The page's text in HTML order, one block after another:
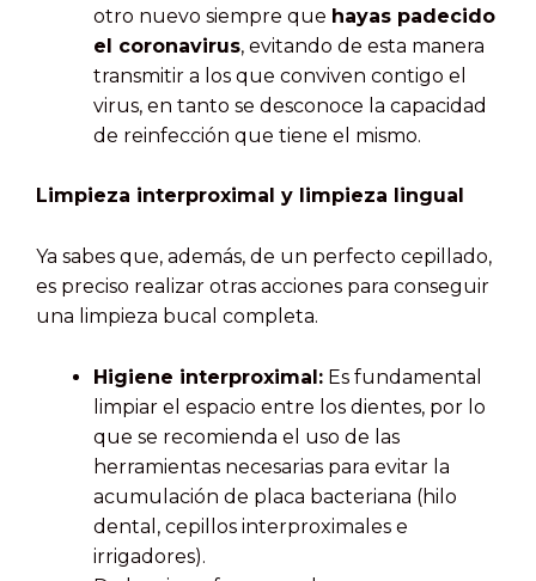
otro nuevo siempre que hayas padecido
el coronavirus, evitando de esta manera
transmitir a los que conviven contigo el
virus, en tanto se desconoce la capacidad
de reinfección que tiene el mismo.
Limpieza interproximal y limpieza lingual
Ya sabes que, además, de un perfecto cepillado,
es preciso realizar otras acciones para conseguir
una limpieza bucal completa.
Higiene interproximal: Es fundamental
limpiar el espacio entre los dientes, por lo
que se recomienda el uso de las
herramientas necesarias para evitar la
acumulación de placa bacteriana (hilo
dental, cepillos interproximales e
irrigadores).